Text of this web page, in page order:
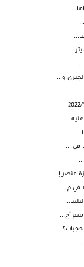
...
ف...
...
و...
...
في ...
في م...